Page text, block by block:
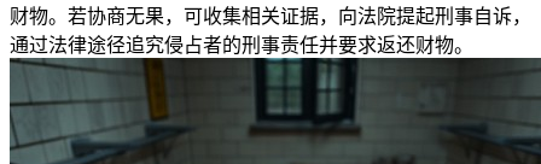
财物。若协商无果，可收集相关证据，向法院提起刑事自诉，
通过法律途径追究侵占者的刑事责任并要求返还财物。